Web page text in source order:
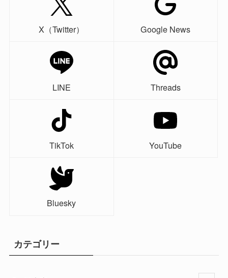
X（Twitter） Google News
LINE Threads
TikTok YouTube
Bluesky
カテゴリー